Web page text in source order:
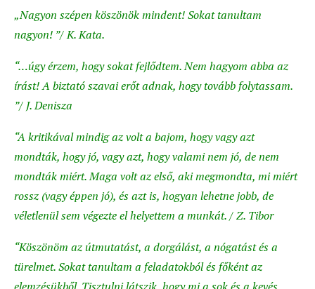
„Nagyon szépen köszönök mindent! Sokat tanultam
nagyon! ”/ K. Kata.
“…úgy érzem, hogy sokat fejlődtem. Nem hagyom abba az
írást! A biztató szavai erőt adnak, hogy tovább folytassam.
”/ J. Denisza
“A kritikával mindig az volt a bajom, hogy vagy azt
mondták, hogy jó, vagy azt, hogy valami nem jó, de nem
mondták miért. Maga volt az első, aki megmondta, mi miért
rossz (vagy éppen jó), és azt is, hogyan lehetne jobb, de
véletlenül sem végezte el helyettem a munkát. / Z. Tibor
“Köszönöm az útmutatást, a dorgálást, a nógatást és a
türelmet. Sokat tanultam a feladatokból és főként az
elemzésükből. Tisztulni látszik, hogy mi a sok és a kevés,